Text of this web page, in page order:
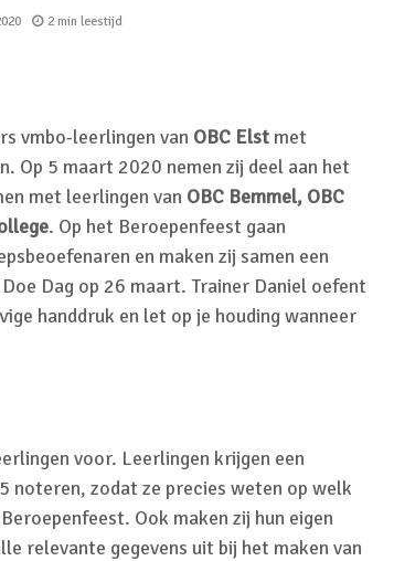
2 min leestijd
vmbo-leerlingen van OBC Elst met
Op 5 maart 2020 nemen zij deel aan het
met leerlingen van OBC Bemmel, OBC
. Op het Beroepenfeest gaan
en maken zij samen een
Dag op 26 maart. Trainer Daniel oefent
handdruk en let op je houding wanneer
voor. Leerlingen krijgen een
noteren, zodat ze precies weten op welk
Ook maken zij hun eigen
relevante gegevens uit bij het maken van